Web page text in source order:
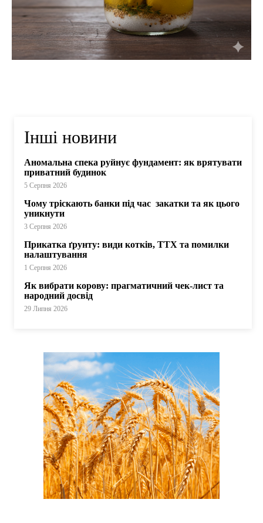
Інші новини
Аномальна спека руйнує фундамент: як врятувати
приватний будинок
5 Серпня 2026
Чому тріскають банки під час закатки та як цього
уникнути
3 Серпня 2026
Прикатка ґрунту: види котків, ТТХ та помилки
налаштування
1 Серпня 2026
Як вибрати корову: прагматичний чек-лист та
народний досвід
29 Липня 2026